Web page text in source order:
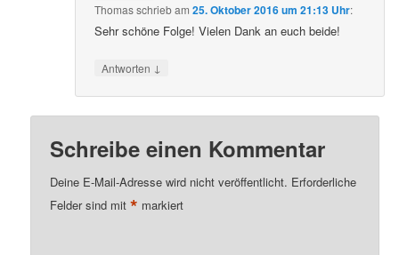
Thomasschriebam25. Oktober 2016 um 21:13 Uhr:
Sehr schöne Folge! Vielen Dank an euch beide!
Antworten ↓
Schreibe einen Kommentar
Deine E-Mail-Adresse wird nicht veröffentlicht. Erforderliche
Felder sind mit* markiert